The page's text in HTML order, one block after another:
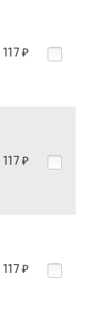
117 ₽
117 ₽
117 ₽